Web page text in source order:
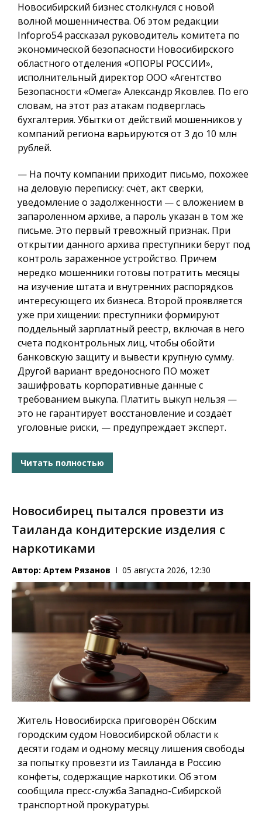
Новосибирский бизнес столкнулся с новой
волной мошенничества. Об этом редакции
Infopro54 рассказал руководитель комитета по
экономической безопасности Новосибирского
областного отделения «ОПОРЫ РОССИИ»,
исполнительный директор ООО «Агентство
Безопасности «Омега» Александр Яковлев. По его
словам, на этот раз атакам подверглась
бухгалтерия. Убытки от действий мошенников у
компаний региона варьируются от 3 до 10 млн
рублей.
— На почту компании приходит письмо, похожее
на деловую переписку: счёт, акт сверки,
уведомление о задолженности — с вложением в
запароленном архиве, а пароль указан в том же
письме. Это первый тревожный признак. При
открытии данного архива преступники берут под
контроль зараженное устройство. Причем
нередко мошенники готовы потратить месяцы
на изучение штата и внутренних распорядков
интересующего их бизнеса. Второй проявляется
уже при хищении: преступники формируют
поддельный зарплатный реестр, включая в него
счета подконтрольных лиц, чтобы обойти
банковскую защиту и вывести крупную сумму.
Другой вариант вредоносного ПО может
зашифровать корпоративные данные с
требованием выкупа. Платить выкуп нельзя —
это не гарантирует восстановление и создаёт
уголовные риски, — предупреждает эксперт.
Читать полностью
Новосибирец пытался провезти из
Таиланда кондитерские изделия с
наркотиками
Автор: Артем Рязанов 05 августа 2026, 12:30
Житель Новосибирска приговорён Обским
городским судом Новосибирской области к
десяти годам и одному месяцу лишения свободы
за попытку провезти из Таиланда в Россию
конфеты, содержащие наркотики. Об этом
сообщила пресс-служба Западно-Сибирской
транспортной прокуратуры.